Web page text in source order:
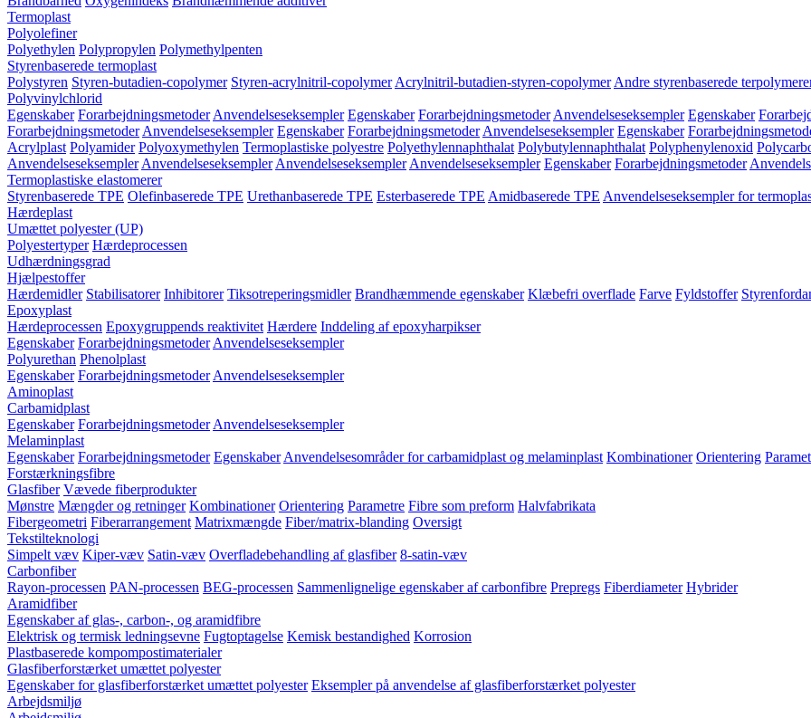
Termoplast
Polyolefiner
Polyethylen Polypropylen Polymethylpenten
Styrenbaserede termoplast
Polystyren Styren-butadien-copolymer Styren-acrylnitril-copolymer Acrylnitril-butadien-styren-copolymer Andre styrenbaserede
Polyvinylchlorid
Egenskaber Forarbejdningsmetoder Anvendelseseksempler Egenskaber Forarbejdningsmetoder Anvendelseseksempler Egenskaber
Forarbejdningsmetoder Anvendelseseksempler Egenskaber Forarbejdningsmetoder Anvendelseseksempler Egenskaber
Acrylplast Polyamider Polyoxymethylen Termoplastiske polyestre Polyethylennaphthalat Polybutylennaphthalat Polyphenylenoxid
Anvendelseseksempler Anvendelseseksempler Anvendelseseksempler Anvendelseseksempler Egenskaber Forarbejdningsmetoder
Termoplastiske elastomerer
Styrenbaserede TPE Olefinbaserede TPE Urethanbaserede TPE Esterbaserede TPE Amidbaserede TPE Anvendelseseksempler for
Hærdeplast
Umættet polyester (UP)
Polyestertyper Hærdeprocessen
Udhærdningsgrad
Hjælpestoffer
Hærdemidler Stabilisatorer Inhibitorer Tiksotreperingsmidler Brandhæmmende egenskaber Klæbefri overflade Farve Fyldstoffer
Epoxyplast
Hærdeprocessen Epoxygruppends reaktivitet Hærdere Inddeling af epoxyharpikser
Egenskaber Forarbejdningsmetoder Anvendelseseksempler
Polyurethan Phenolplast
Egenskaber Forarbejdningsmetoder Anvendelseseksempler
Aminoplast
Carbamidplast
Egenskaber Forarbejdningsmetoder Anvendelseseksempler
Melaminplast
Egenskaber Forarbejdningsmetoder Egenskaber Anvendelsesområder for carbamidplast og melaminplast Kombinationer Orientering
Forstærkningsfibre
Glasfiber Vævede fiberprodukter
Mønstre Mængder og retninger Kombinationer Orientering Parametre Fibre som preform Halvfabrikata
Fibergeometri Fiberarrangement Matrixmængde Fiber/matrix-blanding Oversigt
Tekstilteknologi
Simpelt væv Kiper-væv Satin-væv Overfladebehandling af glasfiber 8-satin-væv
Carbonfiber
Rayon-processen PAN-processen BEG-processen Sammenlignelige egenskaber af carbonfibre Prepregs Fiberdiameter Hybrider
Aramidfiber
Egenskaber af glas-, carbon-, og aramidfibre
Elektrisk og termisk ledningsevne Fugtoptagelse Kemisk bestandighed Korrosion
Plastbaserede kompompostimaterialer
Glasfiberforstærket umættet polyester
Egenskaber for glasfiberforstærket umættet polyester Eksempler på anvendelse af glasfiberforstærket polyester
Arbejdsmiljø